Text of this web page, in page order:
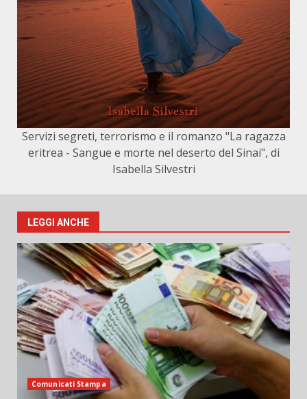
Servizi segreti, terrorismo e il romanzo "La ragazza
eritrea - Sangue e morte nel deserto del Sinai", di
Isabella Silvestri
LEGGI ANCHE
Comunicati Stampa